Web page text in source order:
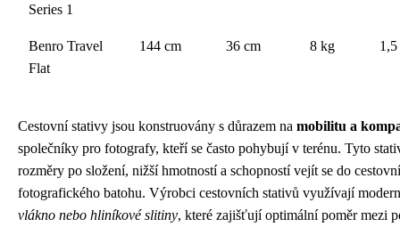
Series 1
Benro Travel
Flat
144 cm 36 cm 8 kg
Cestovní stativy jsou konstruovány s důrazem na mobilitu a
společníky pro fotografy, kteří se často pohybují v terénu. Tyto
rozměry po složení, nižší hmotností a schopností vejít se do
fotografického batohu. Výrobci cestovních stativů využívají
vlákno nebo hliníkové slitiny, které zajišťují optimální poměr mezi